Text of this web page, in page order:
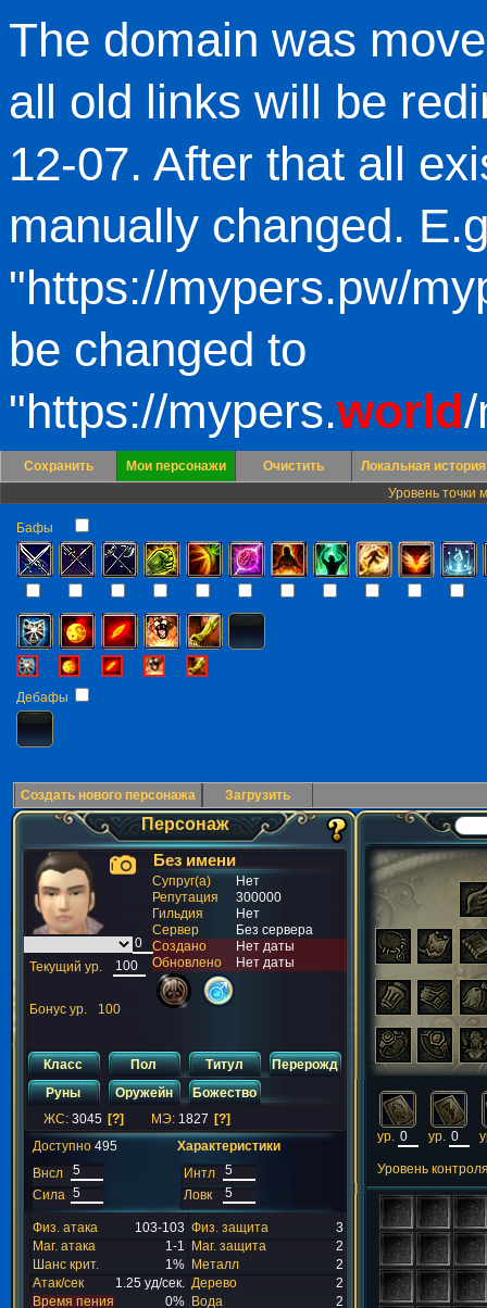
The domain was
all old links will be
12-07. After that all
manually changed.
"https://mypers.pw/
be changed to
"https://mypers.world
Сохранить Мои персонажи Очистить
Локальная история
Уровень точки
Бафы
Дебафы
Создать нового персонажа Загрузить
Персонаж
Без имени
Класс Пол Титул
Перерожд
Руны
Оружейн Божество
Супруг(а)
Нет
Репутация
300000
Гильдия
Нет
Сервер
Без сервера
Создано
Нет даты
Обновлено
Нет даты
Текущий ур.
Бонус ур. 100
ЖС: 3045 [?] МЭ: 1827 [?]
Доступно 495
Характеристики
Внсл
Интл
Сила
Ловк
Физ. атака 103-103 Физ. защита
3
Маг. атака
1-1 Маг. защита
2
Шанс крит.
1% Металл
2
Атак/сек
1.25 уд/сек. Дерево
2
Время пения
0% Вода
2
ур. ур.
Уровень